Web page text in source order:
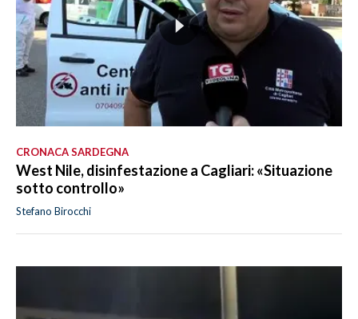
CRONACA SARDEGNA
West Nile, disinfestazione a Cagliari: «Situazione
sotto controllo»
Stefano Birocchi